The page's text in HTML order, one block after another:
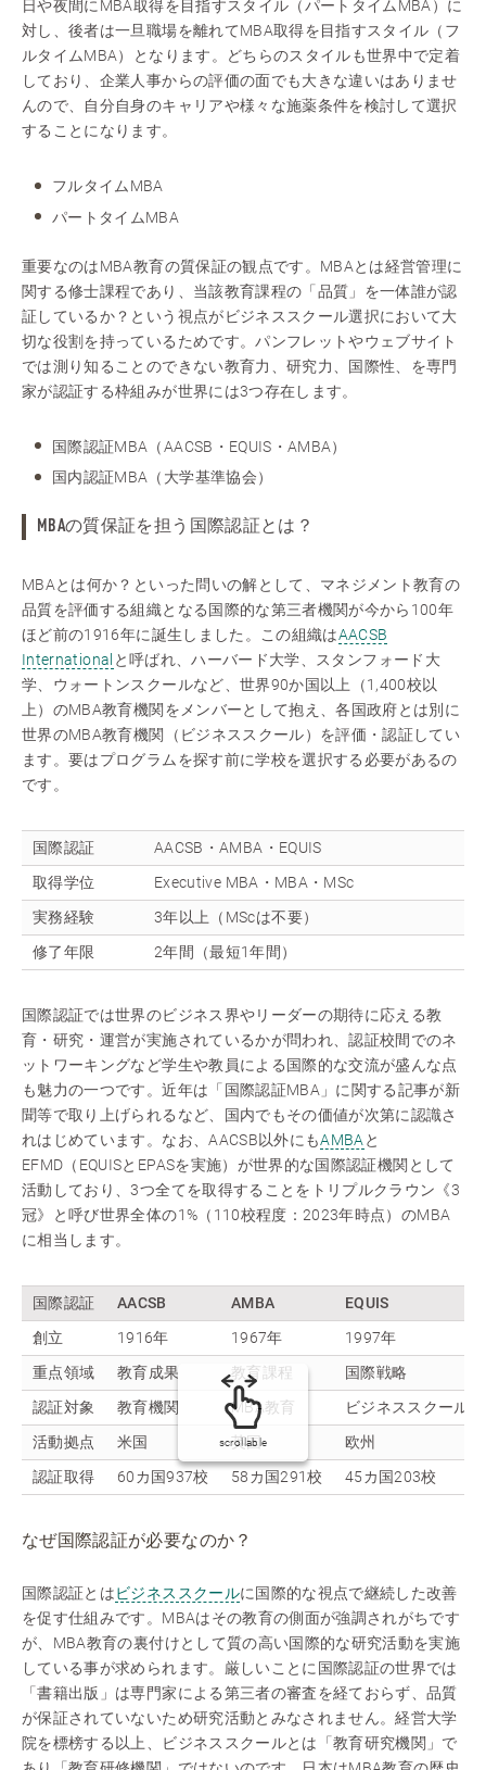
日や夜間にMBA取得を目指すスタイル（パートタイムMBA）に
対し、後者は一旦職場を離れてMBA取得を目指すスタイル（フ
ルタイムMBA）となります。どちらのスタイルも世界中で定着
しており、企業人事からの評価の面でも大きな違いはありませ
んので、自分自身のキャリアや様々な施薬条件を検討して選択
することになります。
フルタイムMBA
パートタイムMBA
重要なのはMBA教育の質保証の観点です。MBAとは経営管理に
関する修士課程であり、当該教育課程の「品質」を一体誰が認
証しているか？という視点がビジネススクール選択において大
切な役割を持っているためです。パンフレットやウェブサイト
では測り知ることのできない教育力、研究力、国際性、を専門
家が認証する枠組みが世界には3つ存在します。
国際認証MBA（AACSB・EQUIS・AMBA）
国内認証MBA（大学基準協会）
MBAの質保証を担う国際認証とは？
MBAとは何か？といった問いの解として、マネジメント教育の
品質を評価する組織となる国際的な第三者機関が今から100年
ほど前の1916年に誕生しました。この組織はAACSB
International と呼ばれ、ハーバード大学、スタンフォード大
学、ウォートンスクールなど、世界90か国以上（1,400校以
上）のMBA教育機関をメンバーとして抱え、各国政府とは別に
世界のMBA教育機関（ビジネススクール）を評価・認証してい
ます。要はプログラムを探す前に学校を選択する必要があるの
です。
国際認証
AACSB・AMBA・EQUIS
取得学位
Executive MBA・MBA・MSc
実務経験
3年以上（MScは不要）
修了年限
2年間（最短1年間）
国際認証では世界のビジネス界やリーダーの期待に応える教
育・研究・運営が実施されているかが問われ、認証校間でのネ
ットワーキングなど学生や教員による国際的な交流が盛んな点
も魅力の一つです。近年は「国際認証MBA」に関する記事が新
聞等で取り上げられるなど、国内でもその価値が次第に認識さ
れはじめています。なお、AACSB以外にもAMBAと
EFMD（EQUISとEPASを実施）が世界的な国際認証機関として
活動しており、3つ全てを取得することをトリプルクラウン《3
冠》と呼び世界全体の1%（110校程度：2023年時点）のMBA
に相当します。
国際認証 AACSB AMBA
EQUIS
創立
1916年 1967年
1997年
重点領域
教育成果 教育課程
国際戦略
認証対象
教育機関 MBA教育
ビジネススクール
活動拠点
米国 英国
欧州
認証取得
60カ国937校 58カ国291校 45カ国203校
scrollable
なぜ国際認証が必要なのか？
国際認証とはビジネススクールに国際的な視点で継続した改善
を促す仕組みです。MBAはその教育の側面が強調されがちです
が、MBA教育の裏付けとして質の高い国際的な研究活動を実施
している事が求められます。厳しいことに国際認証の世界では
「書籍出版」は専門家による第三者の審査を経ておらず、品質
が保証されていないため研究活動とみなされません。経営大学
院を標榜する以上、ビジネススクールとは「教育研究機関」で